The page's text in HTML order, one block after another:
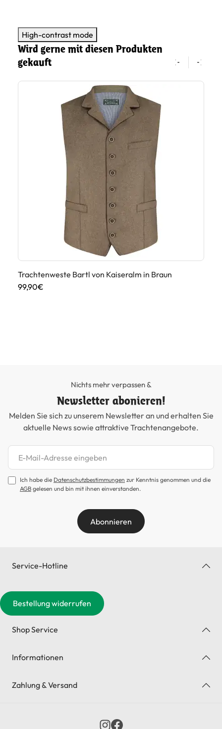
High-contrast mode
Wird gerne mit diesen Produkten
gekauft
Trachtenweste Bartl von Kaiseralm in Braun
99,90€
Nichts mehr verpassen &
Newsletter abonieren!
Melden Sie sich zu unserem Newsletter an und erhalten Sie
aktuelle News sowie attraktive Trachtenangebote.
Newsletter abonnieren
Ich habe die Datenschutzbestimmungen zur Kenntnis genommen und die
AGB gelesen und bin mit ihnen einverstanden.
Abonnieren
Service-Hotline
Bestellung widerrufen
Shop Service
Informationen
Zahlung & Versand